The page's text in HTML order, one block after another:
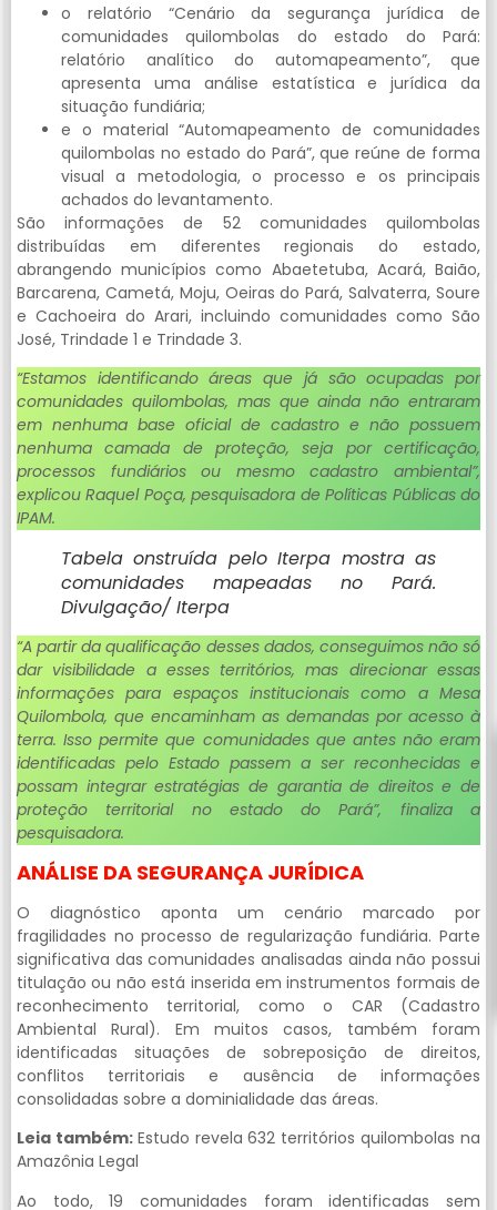
o relatório “Cenário da segurança jurídica de
comunidades quilombolas do estado do Pará:
relatório analítico do automapeamento”, que
apresenta uma análise estatística e jurídica da
situação fundiária;
e o material “Automapeamento de comunidades
quilombolas no estado do Pará”, que reúne de forma
visual a metodologia, o processo e os principais
achados do levantamento.
São informações de 52 comunidades quilombolas
distribuídas em diferentes regionais do estado,
abrangendo municípios como Abaetetuba, Acará, Baião,
Barcarena, Cametá, Moju, Oeiras do Pará, Salvaterra, Soure
e Cachoeira do Arari, incluindo comunidades como São
José, Trindade 1 e Trindade 3.
“Estamos identificando áreas que já são ocupadas por
comunidades quilombolas, mas que ainda não entraram
em nenhuma base oficial de cadastro e não possuem
nenhuma camada de proteção, seja por certificação,
processos fundiários ou mesmo cadastro ambiental”,
explicou Raquel Poça, pesquisadora de Políticas Públicas do
IPAM.
Tabela onstruída pelo Iterpa mostra as
comunidades mapeadas no Pará.
Divulgação/ Iterpa
“A partir da qualificação desses dados, conseguimos não só
dar visibilidade a esses territórios, mas direcionar essas
informações para espaços institucionais como a Mesa
Quilombola, que encaminham as demandas por acesso à
terra. Isso permite que comunidades que antes não eram
identificadas pelo Estado passem a ser reconhecidas e
possam integrar estratégias de garantia de direitos e de
proteção territorial no estado do Pará”, finaliza a
pesquisadora.
ANÁLISE DA SEGURANÇA JURÍDICA
O diagnóstico aponta um cenário marcado por
fragilidades no processo de regularização fundiária. Parte
significativa das comunidades analisadas ainda não possui
titulação ou não está inserida em instrumentos formais de
reconhecimento territorial, como o CAR (Cadastro
Ambiental Rural). Em muitos casos, também foram
identificadas situações de sobreposição de direitos,
conflitos territoriais e ausência de informações
consolidadas sobre a dominialidade das áreas.
Leia também: Estudo revela 632 territórios quilombolas na
Amazônia Legal
Ao todo, 19 comunidades foram identificadas sem